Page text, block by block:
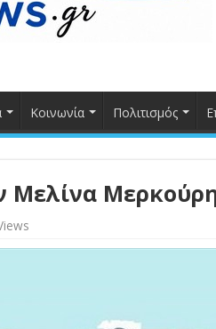
Κοινωνία Πολιτισμός
Μελίνα